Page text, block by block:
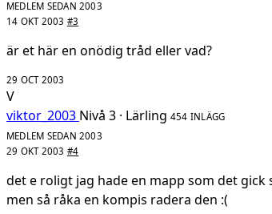
MEDLEM SEDAN 2003
14 OKT 2003 #3
är et här en onödig tråd eller vad?
29 OCT 2003
V
viktor_2003 Nivå 3 · Lärling 454 INLÄGG
MEDLEM SEDAN 2003
29 OKT 2003 #4
det e roligt jag hade en mapp som det
men så råka en kompis radera den :(